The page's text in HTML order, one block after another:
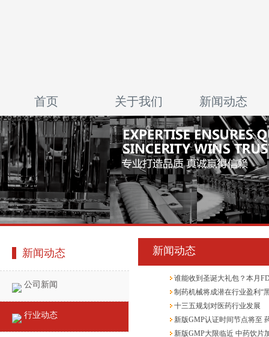
首页 关于我们 新闻动态
新闻动态
公司新闻
行业动态
新闻动态
谁能收到圣诞大礼包？本月
制药机械将成潜在行业盈利“
十三五规划对医药行业发展
新版GMP认证时间节点将至
新版GMP大限临近 中药饮片